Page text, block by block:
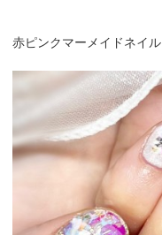
赤ピンクマーメイドネイル